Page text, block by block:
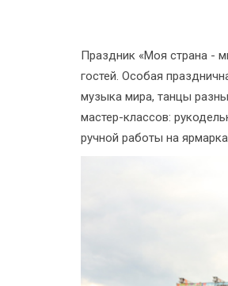
Праздник «Моя страна -
гостей. Особая
музыка мира, танцы
мастер-классов:
ручной работы на